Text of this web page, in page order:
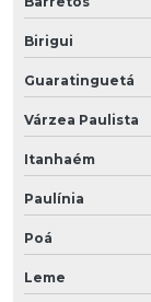
Birigui
Guaratinguetá
Várzea Paulista
Itanhaém
Paulínia
Poá
Leme